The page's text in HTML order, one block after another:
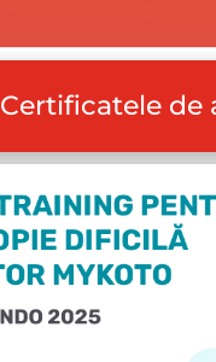
Certificatele de